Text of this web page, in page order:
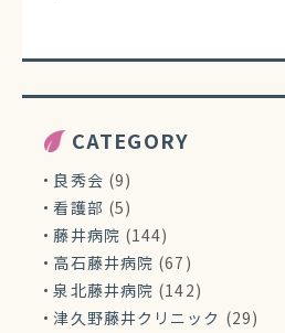
CATEGORY
良秀会 (9)
看護部 (5)
藤井病院 (144)
高石藤井病院 (67)
泉北藤井病院 (142)
津久野藤井クリニック (29)